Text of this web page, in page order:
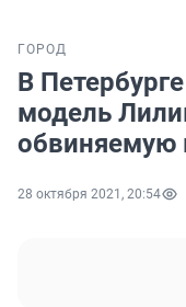
ГОРОД
В
модель
обвиняемую
28 октября 2021, 20:54